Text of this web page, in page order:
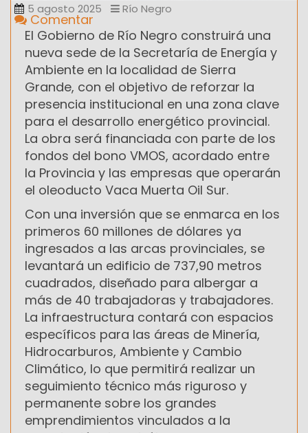
5 agosto 2025 Río Negro
Comentar
El Gobierno de Río Negro construirá una
nueva sede de la Secretaría de Energía y
Ambiente en la localidad de Sierra
Grande, con el objetivo de reforzar la
presencia institucional en una zona clave
para el desarrollo energético provincial.
La obra será financiada con parte de los
fondos del bono VMOS, acordado entre
la Provincia y las empresas que operarán
el oleoducto Vaca Muerta Oil Sur.
Con una inversión que se enmarca en los
primeros 60 millones de dólares ya
ingresados a las arcas provinciales, se
levantará un edificio de 737,90 metros
cuadrados, diseñado para albergar a
más de 40 trabajadoras y trabajadores.
La infraestructura contará con espacios
específicos para las áreas de Minería,
Hidrocarburos, Ambiente y Cambio
Climático, lo que permitirá realizar un
seguimiento técnico más riguroso y
permanente sobre los grandes
emprendimientos vinculados a la